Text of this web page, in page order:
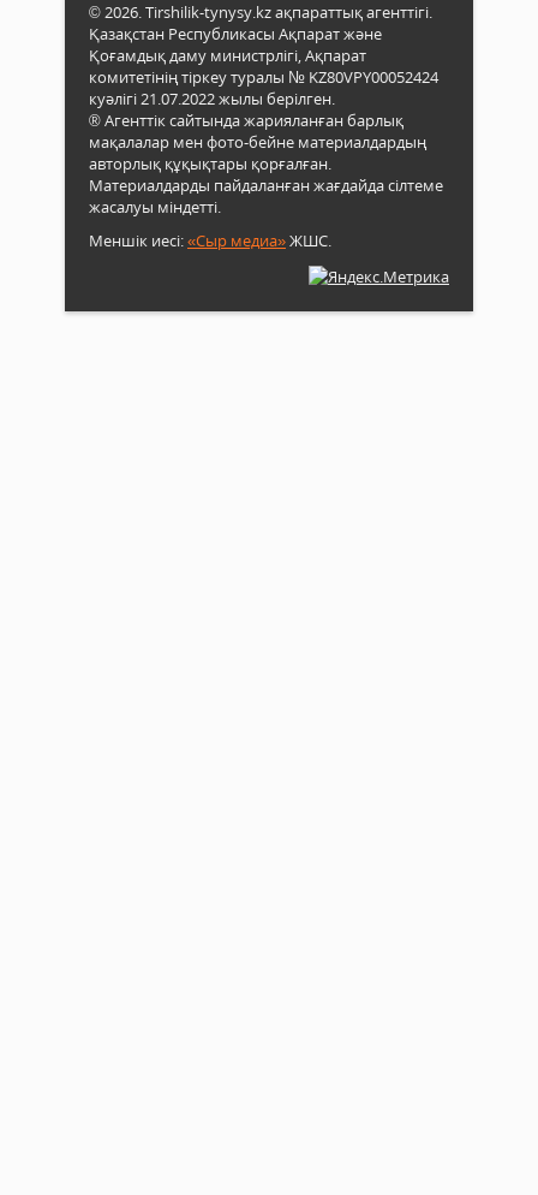
© 2026. Tirshilik-tynysy.kz ақпараттық агенттігі.
Қазақстан Республикасы Ақпарат және
Қоғамдық даму министрлігі, Ақпарат
комитетінің тіркеу туралы № KZ80VPY00052424
куәлігі 21.07.2022 жылы берілген.
® Агенттік сайтында жарияланған барлық
мақалалар мен фото-бейне материалдардың
авторлық құқықтары қорғалған.
Материалдарды пайдаланған жағдайда сілтеме
жасалуы міндетті.
Меншік иесі:«Сыр медиа»ЖШС.